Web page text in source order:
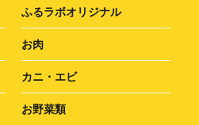
ふるラボオリジナル
お肉
カニ・エビ
お野菜類